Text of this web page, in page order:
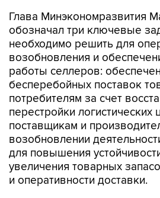
Глава Минэкономразвития
обозначал три ключевые
необходимо решить для
возобновления и
работы селлеров:
бесперебойных поставок
потребителям за счет
перестройки
поставщикам и
возобновлении
для повышения
увеличения товарных
и оперативности доставки.